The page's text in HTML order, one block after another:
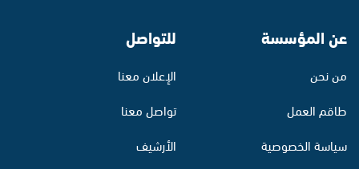
عن المؤسسة
من نحن
طاقم العمل
سياسة الخصوصية
للتواصل
الإعلان معنا
تواصل معنا
الأرشيف